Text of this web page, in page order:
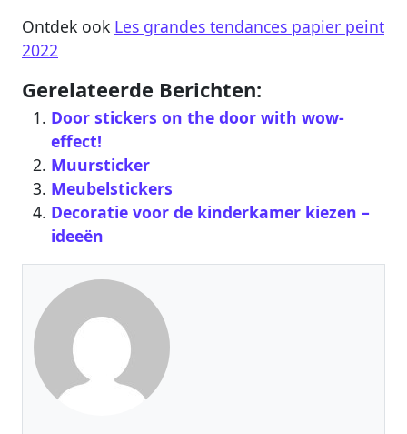
Ontdek ook Les grandes tendances papier peint
2022
Gerelateerde Berichten:
Door stickers on the door with wow-
effect!
Muursticker
Meubelstickers
Decoratie voor de kinderkamer kiezen –
ideeën